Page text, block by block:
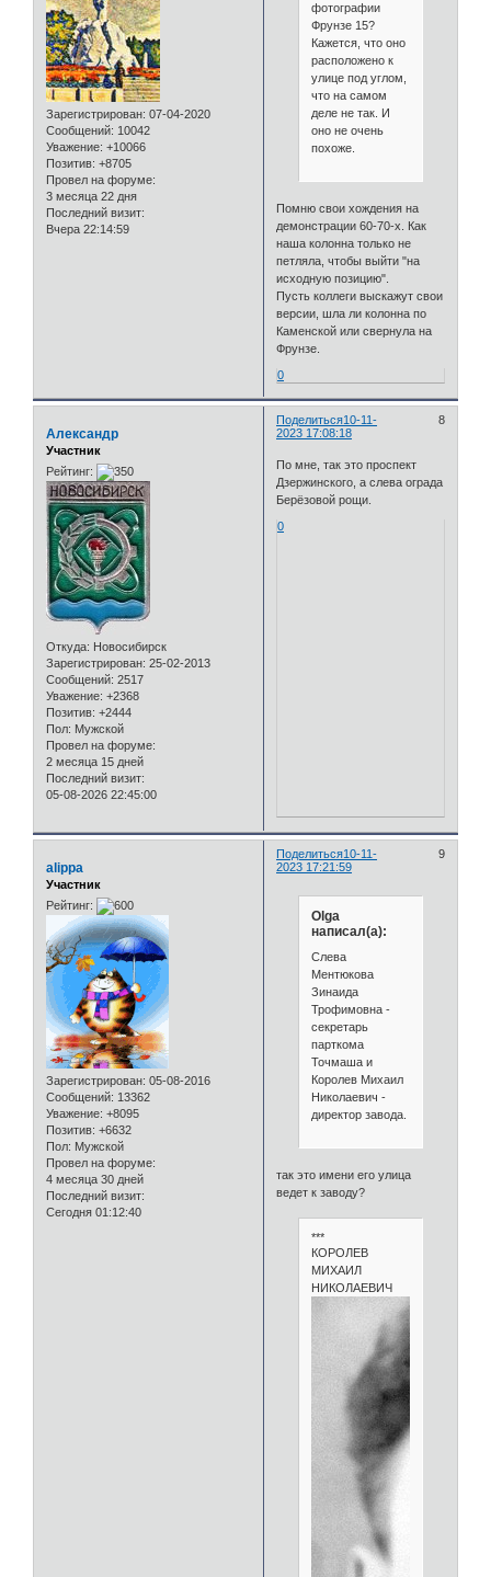
Зарегистрирован: 07-04-2020
Сообщений: 10042
Уважение: +10066
Позитив: +8705
Провел на форуме:
3 месяца 22 дня
Последний визит:
Вчера 22:14:59
фотографии
Фрунзе 15?
Кажется, что оно
расположено к
улице под углом,
что на самом
деле не так. И
оно не очень
похоже.
Помню свои хождения на
демонстрации 60-70-х. Как
наша колонна только не
петляла, чтобы выйти "на
исходную позицию".
Пусть коллеги выскажут свои
версии, шла ли колонна по
Каменской или свернула на
Фрунзе.
0
Поделиться 8
10-11-
2023 17:08:18
Александр
Участник
Рейтинг:
Откуда: Новосибирск
Зарегистрирован: 25-02-2013
Сообщений: 2517
Уважение: +2368
Позитив: +2444
Пол: Мужской
Провел на форуме:
2 месяца 15 дней
Последний визит:
05-08-2026 22:45:00
По мне, так это проспект
Дзержинского, а слева ограда
Берёзовой рощи.
0
Поделиться 9
10-11-
2023 17:21:59
alippa
Участник
Рейтинг:
Зарегистрирован: 05-08-2016
Сообщений: 13362
Уважение: +8095
Позитив: +6632
Пол: Мужской
Провел на форуме:
4 месяца 30 дней
Последний визит:
Сегодня 01:12:40
Olga
написал(а):
Слева
Ментюкова
Зинаида
Трофимовна -
секретарь
парткома
Точмаша и
Королев Михаил
Николаевич -
директор завода.
так это имени его улица
ведет к заводу?
***
КОРОЛЕВ
МИХАИЛ
НИКОЛАЕВИЧ